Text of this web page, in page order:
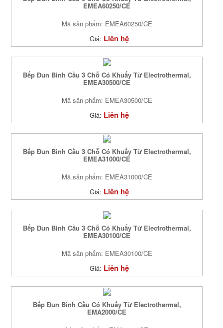
EMEA60250/CE
Mã sản phẩm: EMEA60250/CE
Giá: Liên hệ
Bếp Đun Bình Cầu 3 Chỗ Có Khuấy Từ Electrothermal,
EMEA30500/CE
Mã sản phẩm: EMEA30500/CE
Giá: Liên hệ
Bếp Đun Bình Cầu 3 Chỗ Có Khuấy Từ Electrothermal,
EMEA31000/CE
Mã sản phẩm: EMEA31000/CE
Giá: Liên hệ
Bếp Đun Bình Cầu 3 Chỗ Có Khuấy Từ Electrothermal,
EMEA30100/CE
Mã sản phẩm: EMEA30100/CE
Giá: Liên hệ
Bếp Đun Bình Cầu Có Khuấy Từ Electrothermal,
EMA2000/CE